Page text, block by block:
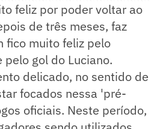
feliz por poder voltar ao
de três meses, faz
fico muito feliz pelo
pelo gol do Luciano.
delicado, no sentido de
focados nessa 'pré-
oficiais. Neste período,